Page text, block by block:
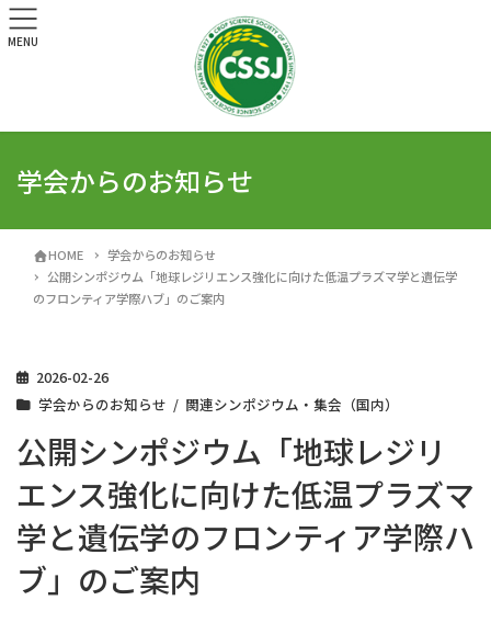
学会からのお知らせ
HOME
学会からのお知らせ
公開シンポジウム「地球レジリエンス強化に向けた低温プラズマ学と遺伝学
のフロンティア学際ハブ」のご案内
2026-02-26
学会からのお知らせ
関連シンポジウム・集会（国内）
公開シンポジウム「地球レジリ
エンス強化に向けた低温プラズマ
学と遺伝学のフロンティア学際ハ
ブ」のご案内
MENU